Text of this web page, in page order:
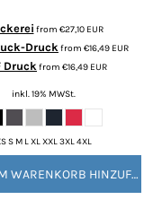
from €27,10 EUR
Druckfrom €16,49 EUR
Druckfrom €16,49 EUR
inkl. 19% MWSt.
S M L XL XXL 3XL 4XL
ZUM WARENKORB HINZUFÜGEN